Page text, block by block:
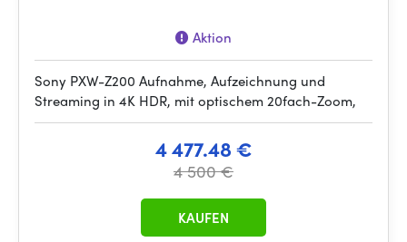
Aktion
Sony PXW-Z200 Aufnahme, Aufzeichnung und
Streaming in 4K HDR, mit optischem 20fach-Zoom,
4 477.48 €
4 500 €
KAUFEN